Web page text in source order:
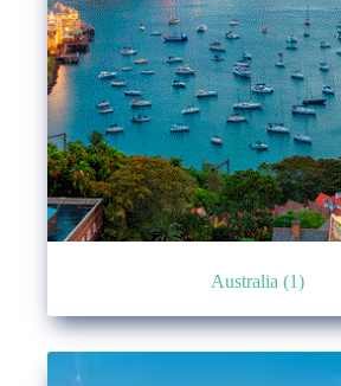
Australia (1)